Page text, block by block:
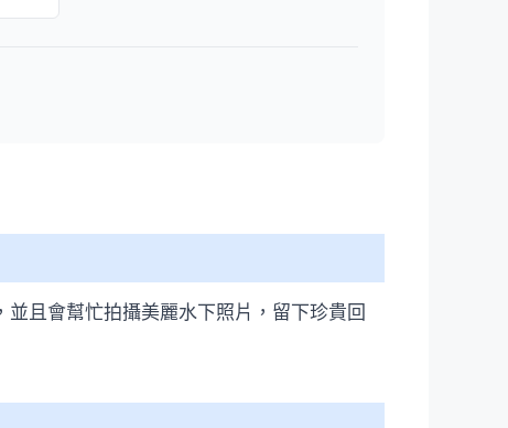
且會幫忙拍攝美麗水下照片，留下珍貴回